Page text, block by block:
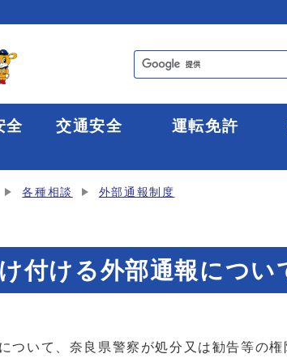
全 交通安全 運転免許
各種相談 外部通報制度
付ける外部通報につい
ついて、奈良県警察が処分又は勧告等の